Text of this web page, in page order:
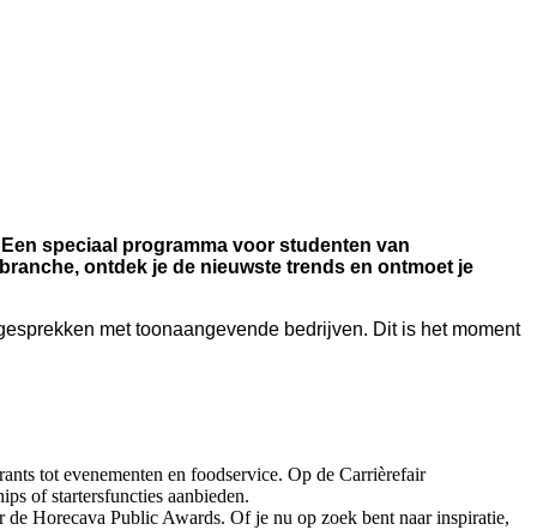
speciaal programma voor studenten van
ontdek je de nieuwste trends en ontmoet je
met toonaangevende bedrijven. Dit is het moment
tot evenementen en foodservice. Op de Carrièrefair
of startersfuncties aanbieden.
Horecava Public Awards. Of je nu op zoek bent naar inspiratie,